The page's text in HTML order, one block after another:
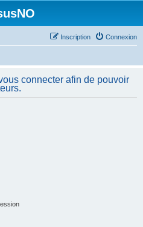
Connexion
Inscription
connecter afin de pouvoir